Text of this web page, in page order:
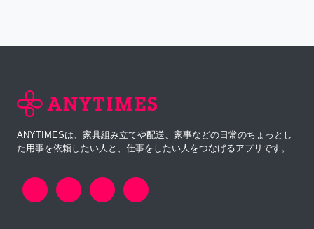
ANYTIMESは、家具組み立てや配送、家事などの日常のちょっとし
た用事を依頼したい人と、仕事をしたい人をつなげるアプリです。